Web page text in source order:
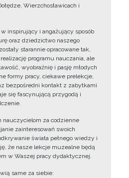
Wierzchosławicach i
w inspirujący i angażujący sposób
oraz dziedzictwo naszego
starannie opracowane tak,
programu nauczania, ale
wyobraźnię i pasję młodych
formy pracy, ciekawe prelekcje,
bezpośredni kontakt z zabytkami
się fascynującą przygodą i
za codzienne
zainteresowań swoich
świata pełnego wiedzy i
że nasze lekcje muzealne będą
w Waszej pracy dydaktycznej.
same za siebie: